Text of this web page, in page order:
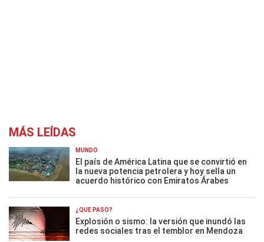
MÁS LEÍDAS
MUNDO
El país de América Latina que se convirtió en
la nueva potencia petrolera y hoy sella un
acuerdo histórico con Emiratos Árabes
¿QUÉ PASÓ?
Explosión o sismo: la versión que inundó las
redes sociales tras el temblor en Mendoza